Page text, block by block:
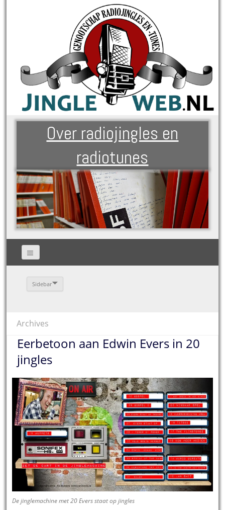
Over radiojingles en
radiotunes
Sidebar
Archives
Eerbetoon aan Edwin Evers in 20
jingles
De jinglemachine met 20 Evers staat op jingles